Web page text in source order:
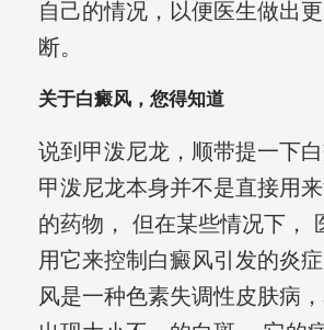
自己的情况，以便医生做出
断。
关于白癜风，您得知道
说到甲泼尼龙，顺带提一下
甲泼尼龙本身并不是直接用
的药物， 但在某些情况下，
用它来控制白癜风引发的炎
风是一种色素失调性皮肤病